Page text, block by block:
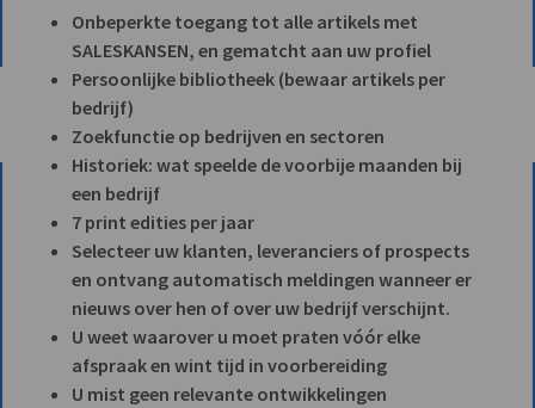
Onbeperkte toegang tot alle artikels met
SALESKANSEN, en gematcht aan uw profiel
Persoonlijke bibliotheek (bewaar artikels per
bedrijf)
Zoekfunctie op bedrijven en sectoren
Historiek: wat speelde de voorbije maanden bij
een bedrijf
7 print edities per jaar
Selecteer uw klanten, leveranciers of prospects
en ontvang automatisch meldingen wanneer er
nieuws over hen of over uw bedrijf verschijnt.
U weet waarover u moet praten vóór elke
afspraak en wint tijd in voorbereiding
U mist geen relevante ontwikkelingen